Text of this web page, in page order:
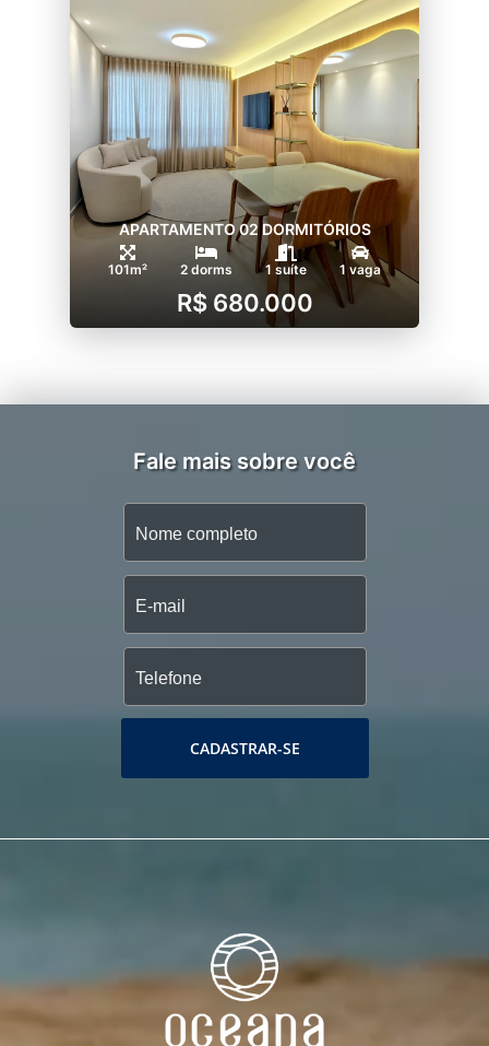
APARTAMENTO 02 DORMITÓRIOS
101m² 2 dorms 1 suíte 1 vaga
R$ 680.000
Fale mais sobre você
CADASTRAR-SE